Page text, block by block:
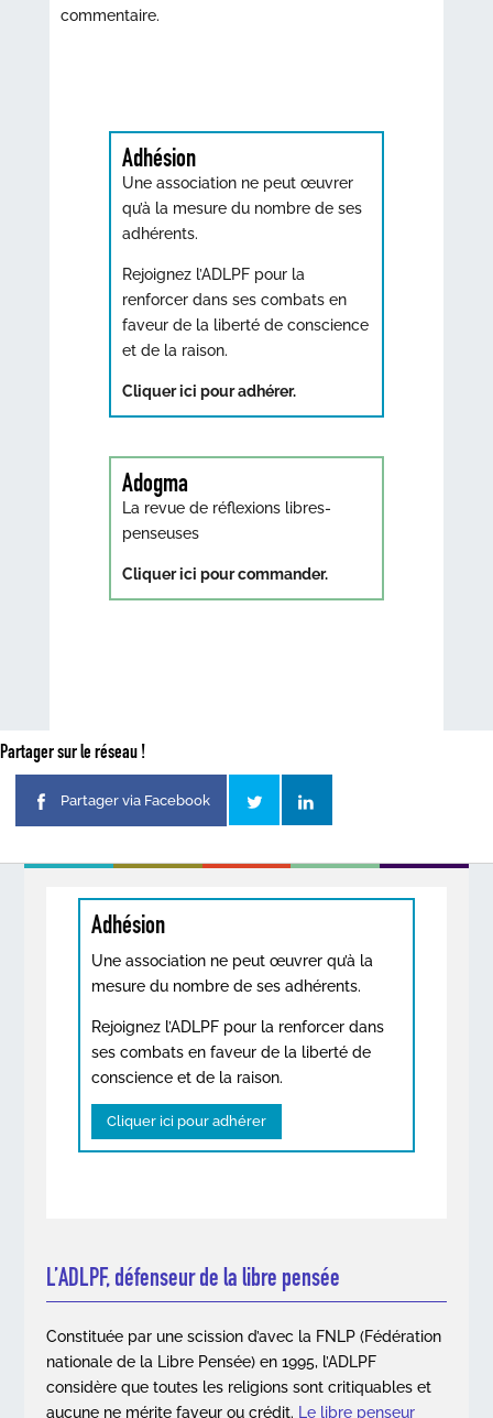
commentaire.
Adhésion
Une association ne peut œuvrer
qu’à la mesure du nombre de ses
adhérents.
Rejoignez l’ADLPF pour la
renforcer dans ses combats en
faveur de la liberté de conscience
et de la raison.
Cliquer ici pour adhérer.
Adogma
La revue de réflexions libres-
penseuses
Cliquer ici pour commander.
Partager sur le réseau !
Partager via Facebook
Adhésion
Une association ne peut œuvrer qu’à la
mesure du nombre de ses adhérents.
Rejoignez l’ADLPF pour la renforcer dans
ses combats en faveur de la liberté de
conscience et de la raison.
Cliquer ici pour adhérer
L’ADLPF, défenseur de la libre pensée
Constituée par une scission d’avec la FNLP (Fédération
nationale de la Libre Pensée) en 1995, l’ADLPF
considère que toutes les religions sont critiquables et
aucune ne mérite faveur ou crédit. Le libre penseur